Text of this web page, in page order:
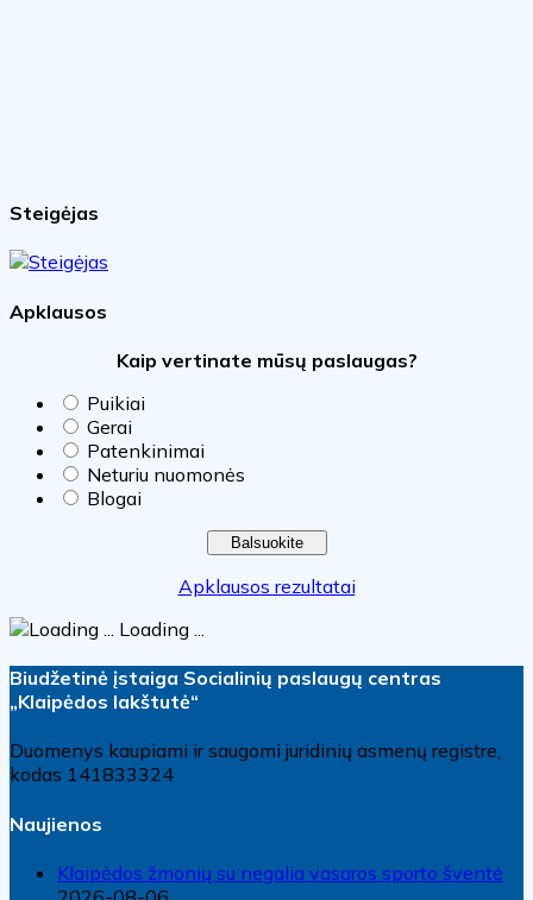
Steigėjas
Apklausos
Kaip vertinate mūsų paslaugas?
Puikiai
Gerai
Patenkinimai
Neturiu nuomonės
Blogai
Apklausos rezultatai
Loading ...
Biudžetinė įstaiga Socialinių paslaugų centras
„Klaipėdos lakštutė“
Duomenys kaupiami ir saugomi juridinių asmenų registre,
kodas 141833324
Naujienos
Klaipėdos žmonių su negalia vasaros sporto šventė